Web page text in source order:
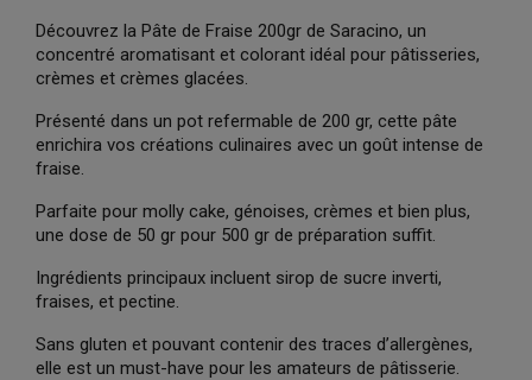
Découvrez la Pâte de Fraise 200gr de Saracino, un
concentré aromatisant et colorant idéal pour pâtisseries,
crèmes et crèmes glacées.
Présenté dans un pot refermable de 200 gr, cette pâte
enrichira vos créations culinaires avec un goût intense de
fraise.
Parfaite pour molly cake, génoises, crèmes et bien plus,
une dose de 50 gr pour 500 gr de préparation suffit.
Ingrédients principaux incluent sirop de sucre inverti,
fraises, et pectine.
Sans gluten et pouvant contenir des traces d’allergènes,
elle est un must-have pour les amateurs de pâtisserie.